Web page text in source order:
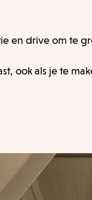
en drive om te
ook als je te